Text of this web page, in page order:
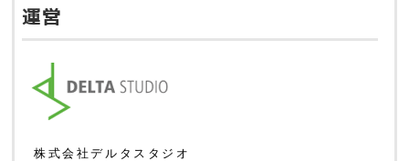
運営
株式会社デルタスタジオ